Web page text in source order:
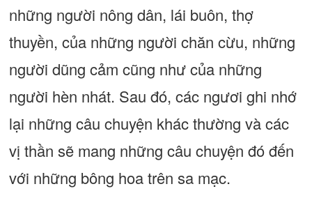
những người nông dân, lái buôn, thợ
thuyền, của những người chăn cừu, những
người dũng cảm cũng như của những
người hèn nhát. Sau đó, các ngươi ghi nhớ
lại những câu chuyện khác thường và các
vị thần sẽ mang những câu chuyện đó đến
với những bông hoa trên sa mạc.